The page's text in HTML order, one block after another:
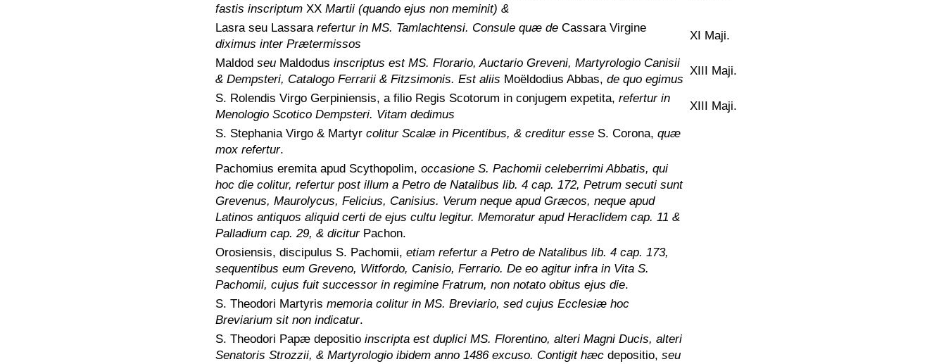
fastis inscriptum XX Martii (quando ejus non meminit) &
Lasra seu Lassara refertur in MS. Tamlachtensi. Consule quæ de Cassara Virgine
diximus inter Prætermissos
XI Maji.
Maldod seu Maldodus inscriptus est MS. Florario, Auctario Greveni, Martyrologio Canisii
& Dempsteri, Catalogo Ferrarii & Fitzsimonis. Est aliis Moëldodius Abbas, de quo egimus
XIII Maji.
S. Rolendis Virgo Gerpiniensis, a filio Regis Scotorum in conjugem expetita, refertur in
Menologio Scotico Dempsteri. Vitam dedimus
XIII Maji.
S. Stephania Virgo & Martyr colitur Scalæ in Picentibus, & creditur esse S. Corona, quæ
mox refertur.
Pachomius eremita apud Scythopolim, occasione S. Pachomii celeberrimi Abbatis, qui
hoc die colitur, refertur post illum a Petro de Natalibus lib. 4 cap. 172, Petrum secuti sunt
Grevenus, Maurolycus, Felicius, Canisius. Verum neque apud Græcos, neque apud
Latinos antiquos aliquid certi de ejus cultu legitur. Memoratur apud Heraclidem cap. 11 &
Palladium cap. 29, & diciturPachon.
Orosiensis, discipulus S. Pachomii, etiam refertur a Petro de Natalibus lib. 4 cap. 173,
sequentibus eum Greveno, Witfordo, Canisio, Ferrario. De eo agitur infra in Vita S.
Pachomii, cujus fuit successor in regimine Fratrum, non notato obitus ejus die.
S. Theodori Martyris memoria colitur in MS. Breviario, sed cujus Ecclesiæ hoc
Breviarium sit non indicatur.
S. Theodori Papæ depositio inscripta est duplici MS. Florentino, alteri Magni Ducis, alteri
Senatoris Strozzii, & Martyrologio ibidem anno 1486 excuso. Contigit hæc depositio, seu